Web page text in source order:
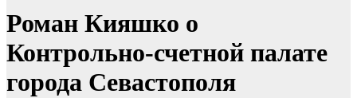
Роман Кияшко о
Контрольно-счетной палате
города Севастополя